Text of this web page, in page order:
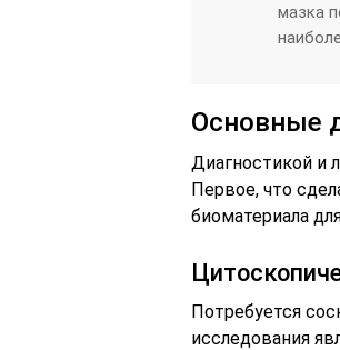
мазка
Основные
Диагностикой и
Первое, что
биоматериала
Потребуется
исследования